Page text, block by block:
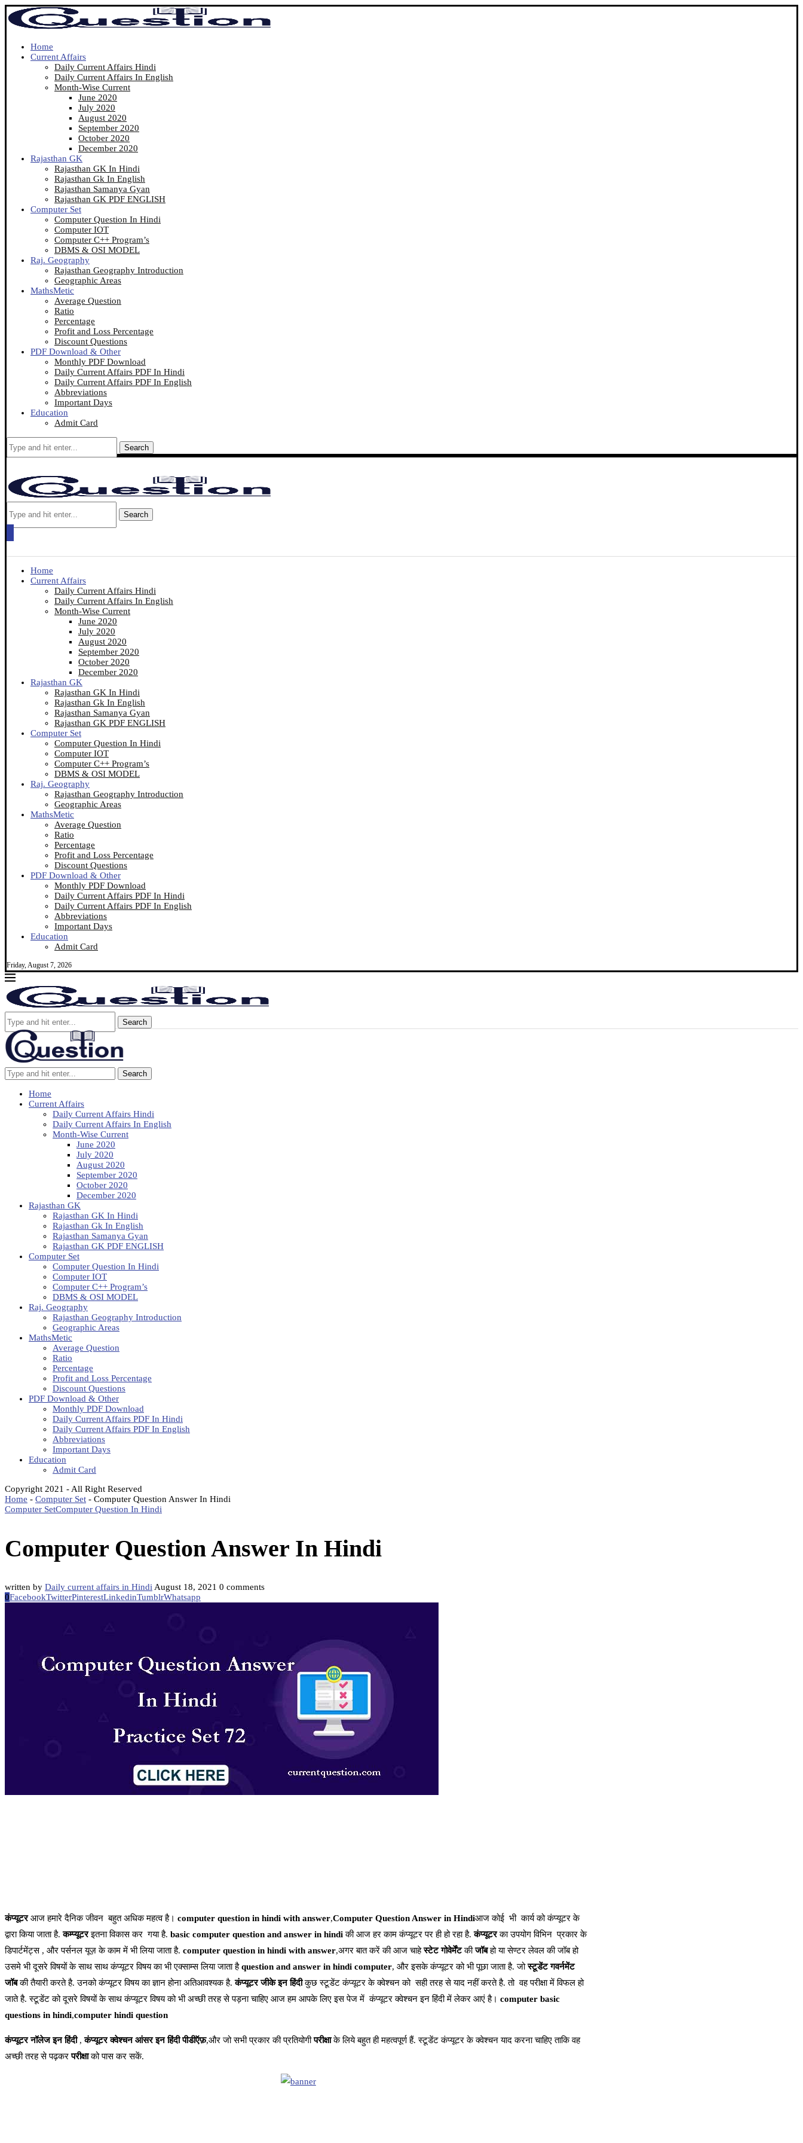
Home
Current Affairs
Daily Current Affairs Hindi
Daily Current Affairs In English
Month-Wise Current
June 2020
July 2020
August 2020
September 2020
October 2020
December 2020
Rajasthan GK
Rajasthan GK In Hindi
Rajasthan Gk In English
Rajasthan Samanya Gyan
Rajasthan GK PDF ENGLISH
Computer Set
Computer Question In Hindi
Computer IOT
Computer C++ Program’s
DBMS & OSI MODEL
Raj. Geography
Rajasthan Geography Introduction
Geographic Areas
MathsMetic
Average Question
Ratio
Percentage
Profit and Loss Percentage
Discount Questions
PDF Download & Other
Monthly PDF Download
Daily Current Affairs PDF In Hindi
Daily Current Affairs PDF In English
Abbreviations
Important Days
Education
Admit Card
Search
Search
Home
Current Affairs
Daily Current Affairs Hindi
Daily Current Affairs In English
Month-Wise Current
June 2020
July 2020
August 2020
September 2020
October 2020
December 2020
Rajasthan GK
Rajasthan GK In Hindi
Rajasthan Gk In English
Rajasthan Samanya Gyan
Rajasthan GK PDF ENGLISH
Computer Set
Computer Question In Hindi
Computer IOT
Computer C++ Program’s
DBMS & OSI MODEL
Raj. Geography
Rajasthan Geography Introduction
Geographic Areas
MathsMetic
Average Question
Ratio
Percentage
Profit and Loss Percentage
Discount Questions
PDF Download & Other
Monthly PDF Download
Daily Current Affairs PDF In Hindi
Daily Current Affairs PDF In English
Abbreviations
Important Days
Education
Admit Card
Friday, August 7, 2026
Search
Search
Home
Current Affairs
Daily Current Affairs Hindi
Daily Current Affairs In English
Month-Wise Current
June 2020
July 2020
August 2020
September 2020
October 2020
December 2020
Rajasthan GK
Rajasthan GK In Hindi
Rajasthan Gk In English
Rajasthan Samanya Gyan
Rajasthan GK PDF ENGLISH
Computer Set
Computer Question In Hindi
Computer IOT
Computer C++ Program’s
DBMS & OSI MODEL
Raj. Geography
Rajasthan Geography Introduction
Geographic Areas
MathsMetic
Average Question
Ratio
Percentage
Profit and Loss Percentage
Discount Questions
PDF Download & Other
Monthly PDF Download
Daily Current Affairs PDF In Hindi
Daily Current Affairs PDF In English
Abbreviations
Important Days
Education
Admit Card
Copyright 2021 - All Right Reserved
Home - Computer Set - Computer Question Answer In Hindi
Computer SetComputer Question In Hindi
Computer Question Answer In Hindi
written by Daily current affairs in HindiAugust 18, 2021 0 comments
0FacebookTwitterPinterestLinkedinTumblrWhatsapp
कंप्यूटरआज हमारे दैनिक जीवन बहुत अधिक महत्व है। computer question in hindi with answer,Computer Question Answer in Hindiआज कोई भी कार्य को कंप्यूटर के
द्वारा किया जाता है.कम्प्यूटरइतना विकास कर गया है. basic computer question and answer in hindiकी आज हर काम कंप्यूटर पर ही हो रहा है.कंप्यूटरका उपयोग विभिन प्रकार के
डिपार्टमेंट्स , और पर्सनल यूज़ के काम में भी लिया जाता है. computer question in hindi with answer,अगर बात करें की आज चाहेस्टेट गोवेर्मेंटकीजॉबहो या सेण्टर लेवल की जॉब हो
उसमे भी दूसरे विषयों के साथ साथ कंप्यूटर विषय का भी एक्साम्स लिया जाता हैquestion and answer in hindi computer, और इसके कंप्यूटर को भी पूछा जाता है. जोस्टूडेंट गवर्नमेंट
जॉबकी तैयारी करते है. उनको कंप्यूटर विषय का ज्ञान होना अतिआवश्यक है. कंप्यूटर जीके इन हिंदीकुछ स्टूडेंट कंप्यूटर के क्वेश्चन को सही तरह से याद नहीं करते है. तो वह परीक्षा में विफल हो
जाते है. स्टूडेंट को दूसरे विषयों के साथ कंप्यूटर विषय को भी अच्छी तरह से पड़ना चाहिए आज हम आपके लिए इस पेज में कंप्यूटर क्वेश्चन इन हिंदी में लेकर आएं है। computer basic
questions in hindi,computer hindi question
कंप्यूटर नॉलेज इन हिंदी,कंप्यूटर क्वेश्चन आंसर इन हिंदी पीडीऍफ़,और जो सभी प्रकार की प्रतियोगीपरीक्षाके लिये बहुत ही महत्वपूर्ण हैं. स्टूडेंट कंप्यूटर के क्वेश्चन याद करना चाहिए ताकि वह
अच्छी तरह से पढ़करपरीक्षाको पास कर सकें.